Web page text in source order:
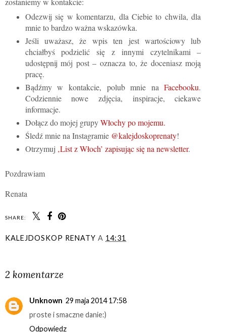
Odezwij się w komentarzu, dla Ciebie to chwila, dla
mnie to bardzo ważna wskazówka.
Jeśli uważasz, że wpis ten jest wartościowy lub
chciałbyś podzielić się z innymi czytelnikami –
udostępnij mój post – oznacza to, że doceniasz moją
pracę.
Bądźmy w kontakcie, polub mnie naFacebooku.
Codziennie nowe zdjęcia, inspiracje, ciekawe
informacje.
Dołącz do mojej grupyWłochy po mojemu.
Śledź mnie na Instagramie @kalejdoskoprenaty!
Otrzymuj ‚List z Włoch’ zapisując się na newsletter.
Pozdrawiam
Renata
SHARE:
KALEJDOSKOP RENATY A 14:31
2 komentarze
Unknown 29 maja 2014 17:58
proste i smaczne danie:)
Odpowiedz